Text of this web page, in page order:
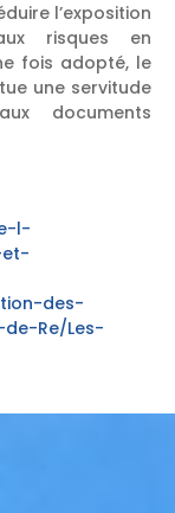
l’exposition
risques en
fois adopté, le
une servitude
documents
l-
et-
des-
Re/Les-